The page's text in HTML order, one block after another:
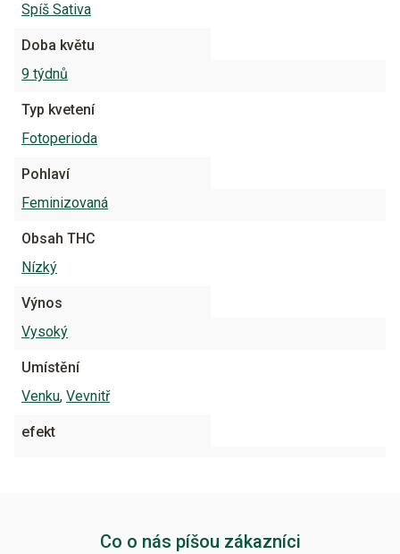
Spíš Sativa
Doba květu
9 týdnů
Typ kvetení
Fotoperioda
Pohlaví
Feminizovaná
Obsah THC
Nízký
Výnos
Vysoký
Umístění
Venku, Vevnitř
efekt
Co o nás píšou zákazníci